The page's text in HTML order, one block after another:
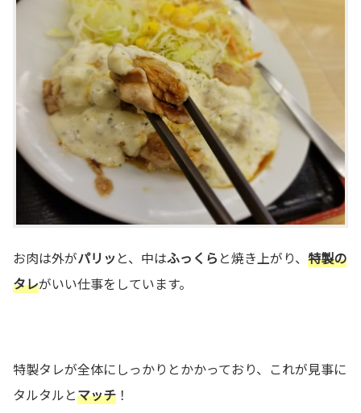
お肉は外がパリッと、中はふっくら と焼き上がり、 特製の
タレがいい仕事をしています。
特製タレが全体にしっかりとかかっており、これが見事に
タルタルとマッチ ！